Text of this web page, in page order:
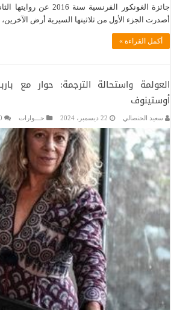
أصدرت الجزء الأول من ثلاثيتها السيرية أرض
أكمل القراءة »
العولمة واستحالة الترجمة: حوار مع
أوستينوف
سعيد الحنصالي 22 ديسمبر، 2024 حـــوارات